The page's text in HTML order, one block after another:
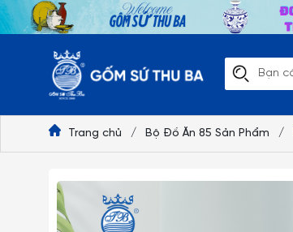
Trang chủ / Bộ Đồ Ăn 85 Sản Phẩm /